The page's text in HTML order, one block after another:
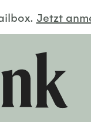
Jetzt